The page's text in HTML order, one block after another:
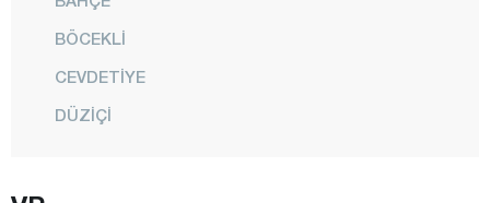
BÖCEKLİ
CEVDETİYE
DÜZİÇİ